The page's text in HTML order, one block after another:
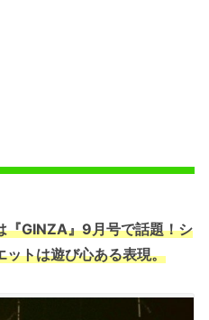
『GINZA』9月号で話題！シ
ットは遊び心ある表現。